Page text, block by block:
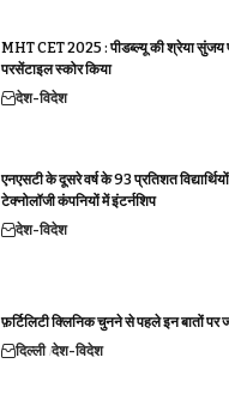
MHT CET 2025 : पीडब्ल्यू की श्रेया
परसेंटाइल स्कोर किया
देश-विदेश
एनएसटी के दूसरे वर्ष के 93 प्रतिशत
टेक्नोलॉजी कंपनियों में इंटर्नशिप
देश-विदेश
फ़र्टिलिटी क्लिनिक चुनने से पहले इन बातों पर
दिल्ली देश-विदेश